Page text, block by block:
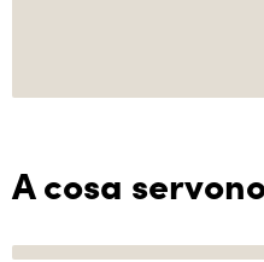
A cosa